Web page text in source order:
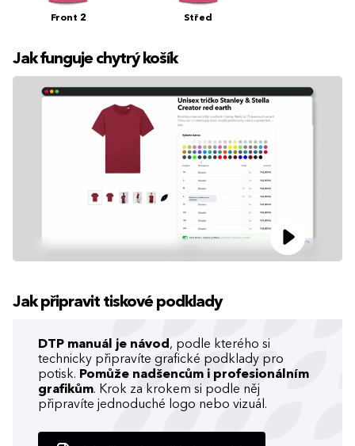
Front 2 Střed
Jak funguje chytrý košík
Jak připravit tiskové podklady
DTP manuál je návod , podle kterého si
technicky připravíte grafické podklady pro
potisk. Pomůže nadšencům i profesionálním
grafikům. Krok za krokem si podle něj
připravíte jednoduché logo nebo vizuál.